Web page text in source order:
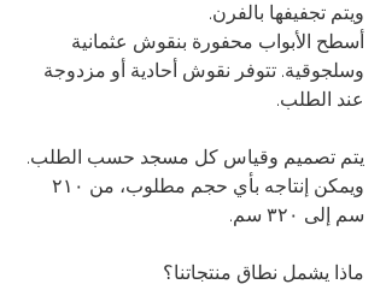
ويتم تجفيفها بالفرن.
أسطح الأبواب محفورة بنقوش عثمانية
وسلجوقية. تتوفر نقوش أحادية أو مزدوجة
عند الطلب.
يتم تصميم وقياس كل مسجد حسب الطلب.
سم إلى ٣٢٠ سم.
ماذا يشمل نطاق منتجاتنا؟